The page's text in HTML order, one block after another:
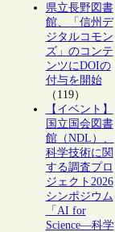
県立長野図書
館、「信州デ
ジタルコモン
ズ」のコンテ
ンツにDOIの
付与を開始
（119）
【イベント】
国立国会図書
館（NDL）、
科学技術に関
する調査プロ
ジェクト2026
シンポジウム
「AI for
Science―科学